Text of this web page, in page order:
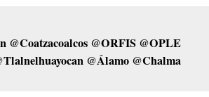
@Coatzacoalcos @ORFIS @OPLE
@Álamo @Chalma